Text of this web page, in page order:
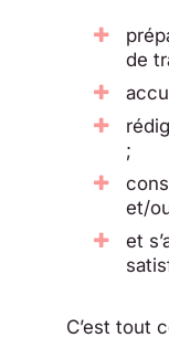
de
;
et/
et
C’est tout